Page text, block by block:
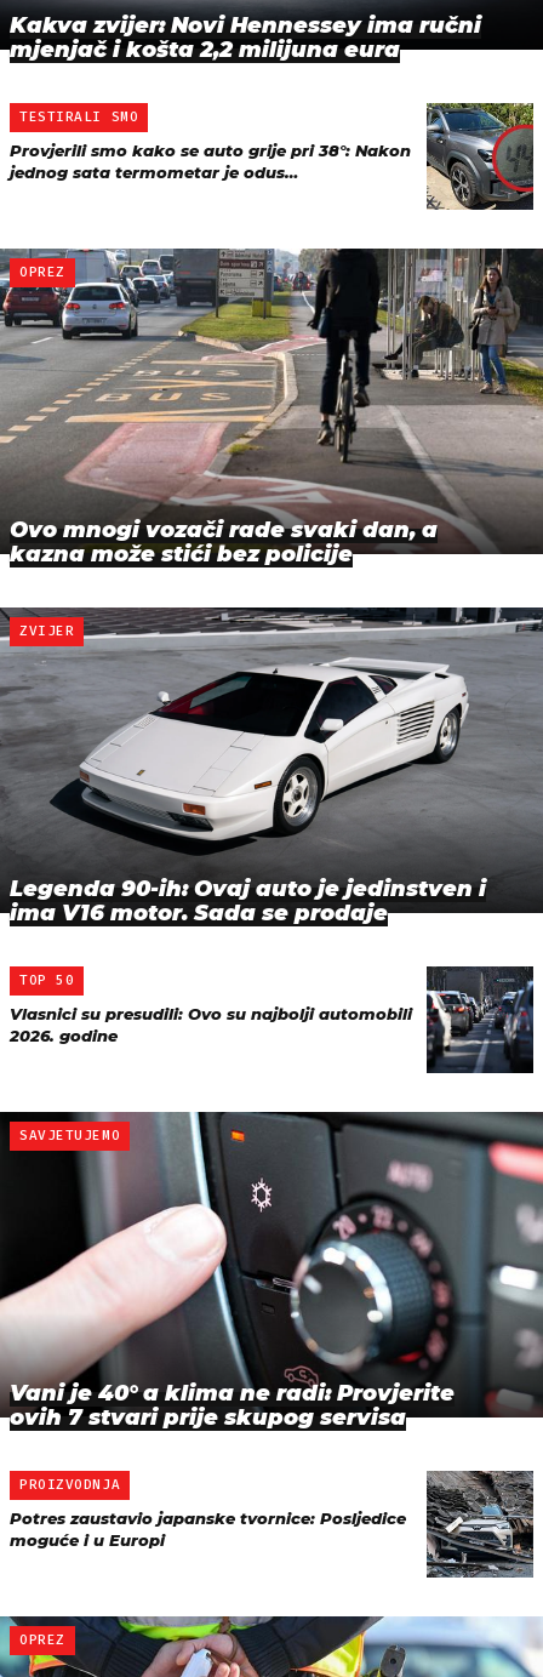
Kakva zvijer: Novi Hennessey ima ručni
mjenjač i košta 2,2 milijuna eura
TESTIRALI SMO
Provjerili smo kako se auto grije pri 38°: Nakon
jednog sata termometar je odus…
OPREZ
Ovo mnogi vozači rade svaki dan, a
kazna može stići bez policije
ZVIJER
Legenda 90-ih: Ovaj auto je jedinstven i
ima V16 motor. Sada se prodaje
TOP 50
Vlasnici su presudili: Ovo su najbolji automobili
2026. godine
SAVJETUJEMO
Vani je 40° a klima ne radi: Provjerite
ovih 7 stvari prije skupog servisa
PROIZVODNJA
Potres zaustavio japanske tvornice: Posljedice
moguće i u Europi
OPREZ